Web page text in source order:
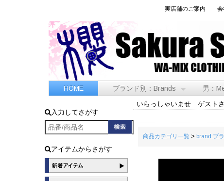
実店舗のご案内 会
HOME ブランド別：Brands 男：
入力してさがす
アイテムからさがす
いらっしゃいませ ゲスト
商品カテゴリ一覧> brand:ブ